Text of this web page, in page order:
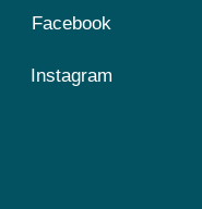
Facebook
Instagram